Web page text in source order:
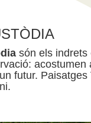
són els indrets
futur.